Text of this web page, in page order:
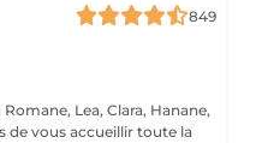
849
Lea, Clara, Hanane,
de vous accueillir toute la